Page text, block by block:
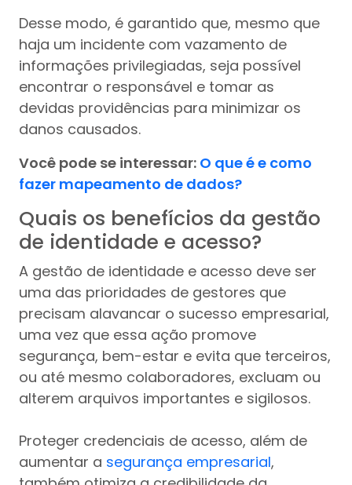
Desse modo, é garantido que, mesmo que
haja um incidente com vazamento de
informações privilegiadas, seja possível
encontrar o responsável e tomar as
devidas providências para minimizar os
danos causados.
Você pode se interessar: O que é e como
fazer mapeamento de dados?
Quais os benefícios da gestão
de identidade e acesso?
A gestão de identidade e acesso deve ser
uma das prioridades de gestores que
precisam alavancar o sucesso empresarial,
uma vez que essa ação promove
segurança, bem-estar e evita que terceiros,
ou até mesmo colaboradores, excluam ou
alterem arquivos importantes e sigilosos.
Proteger credenciais de acesso, além de
aumentar a segurança empresarial,